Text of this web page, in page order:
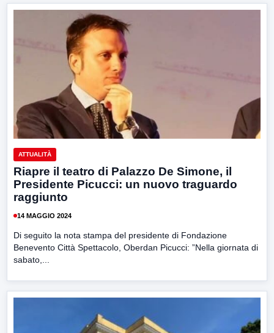
ATTUALITÀ
Riapre il teatro di Palazzo De Simone, il
Presidente Picucci: un nuovo traguardo
raggiunto
14 MAGGIO 2024
Di seguito la nota stampa del presidente di Fondazione
Benevento Città Spettacolo, Oberdan Picucci: ”Nella giornata di
sabato,...